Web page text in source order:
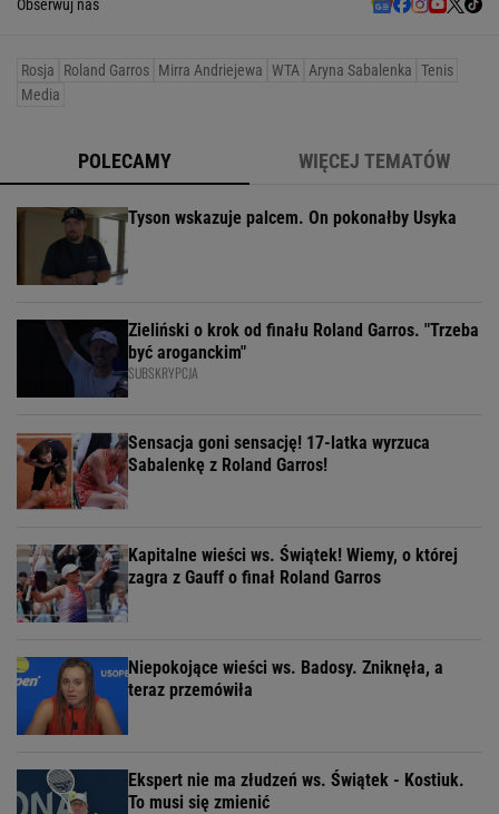
Obserwuj nas
Rosja Roland Garros Mirra Andriejewa WTA Aryna Sabalenka Tenis
Media
POLECAMY WIĘCEJ TEMATÓW
Tyson wskazuje palcem. On pokonałby Usyka
Zieliński o krok od finału Roland Garros. "Trzeba
być aroganckim"
SUBSKRYPCJA
Sensacja goni sensację! 17-latka wyrzuca
Sabalenkę z Roland Garros!
Kapitalne wieści ws. Świątek! Wiemy, o której
zagra z Gauff o finał Roland Garros
Niepokojące wieści ws. Badosy. Zniknęła, a
teraz przemówiła
Ekspert nie ma złudzeń ws. Świątek - Kostiuk.
To musi się zmienić